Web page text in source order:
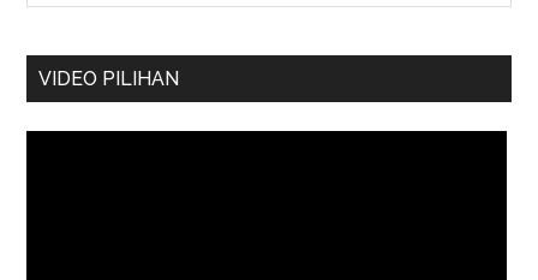
VIDEO PILIHAN